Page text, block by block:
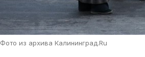
Фото из архива Калининград.Ru